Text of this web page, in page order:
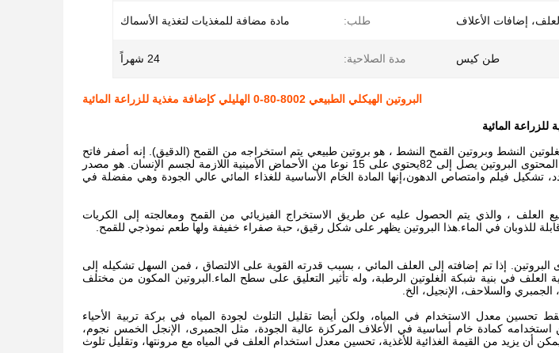
إضافات الأعلاف طلب: مادة مضافة للمغذيات لتغذية الأسماك
طن كيس مدة الصلاحية: 24 شهراً
البروتين الهيكلي الطبيعي 8002-80-0 الهليلي كإضافة مغذية للزراعة المائية
المائية
النشط وبروتين القمح النشط ، هو بروتين طبيعي يتم استخراجه من القمح (الدقيق). إنه أصفر فاتح
ويتكون من مجموعة متنوعة من الأحماض الأمينية.المحتوى البروتين يصل إلى 82يحتوي على 15 نوعا من الأحماض الأمينية اللازمة لجسم الإنسان. هو مصدر
تشكيل فيلم وامتصاص الدهون،إنها المادة الخام الأساسية للغذاء المائي عالي الجودة وهي مفضلة في
العلف ، والذي يتم الحصول عليه عن طريق الاستخراج الفيزيائي من القمح ومعالجته إلى الكريات
للذوبان في الماء.هذا البروتين يظهر على شكل رقيق، حبة صفراء خفيفة ولها طعم نموذجي للقمح.
البروتين. إذا تم إضافته إلى العلف المائي ، بسبب قدرته القوية على الالتصاق ، فمن السهل تشكيله إلى
العلف في بنية شبكة الغلوتين الرطبة، وله تأثير التعليق على سطح الماء.البروتين المكون من مختلف
الجمبري والسلاحف، الإنجيل، الخ.
تحسين معدل الاستخدام في المياه، ولكن أيضا تقليل التلوث لجودة المياه في بركة تربية الأحياء
استخدامه كمادة خام أساسية في الأعلاف المركزة عالية الجودة، مثل الجمبرى، الإنجل الخمس نجوم،
أن يزيد من القيمة الغذائية للأغذية، تحسين معدل استخدام العلف في المياه مع مرونتها، وتقليل تلوث